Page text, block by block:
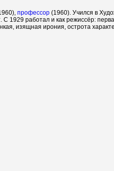
профессор (1960). Учился в
1929 работал и как режиссёр:
изящная ирония, острота